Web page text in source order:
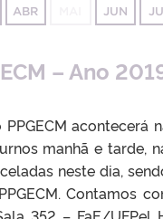
ABR JUN
– Ano
acontecerá
manhã e tarde,
neste dia,
Contamos